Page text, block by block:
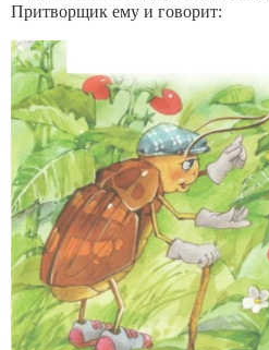
Притворщик ему и говорит: